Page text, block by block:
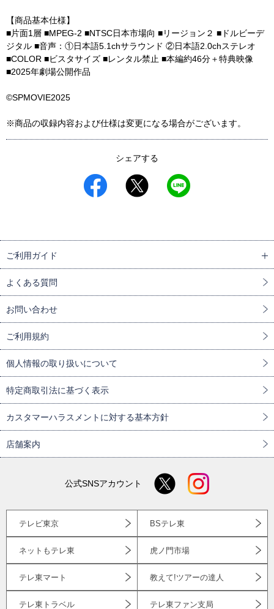
【商品基本仕様】
■片面1層 ■MPEG-2 ■NTSC日本市場向 ■リージョン２ ■ドルビーデ
ジタル ■音声：①日本語5.1chサラウンド ②日本語2.0chステレオ
■COLOR ■ビスタサイズ ■レンタル禁止 ■本編約46分＋特典映像
■2025年劇場公開作品
©SPMOVIE2025
※商品の収録内容および仕様は変更になる場合がございます。
シェアする
ご利用ガイド
よくある質問
お問い合わせ
ご利用規約
個人情報の取り扱いについて
特定商取引法に基づく表示
カスタマーハラスメントに対する基本方針
店舗案内
公式SNSアカウント
テレビ東京 BSテレ東
ネットもテレ東 虎ノ門市場
テレ東マート 教えて!ツアーの達人
テレ東トラベル テレ東ファン支局